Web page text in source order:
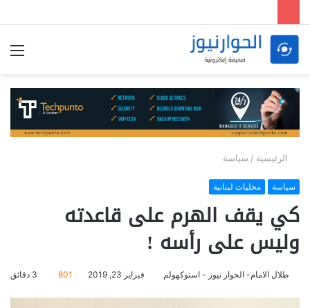
الرئيسية / سياسة
سياسة محليات لبنانية
كي يقف الهرم على قاعدته
وليس على رأسه !
طلال الامام- الحوار نيوز - استوكهولم فبراير 23, 2019 801